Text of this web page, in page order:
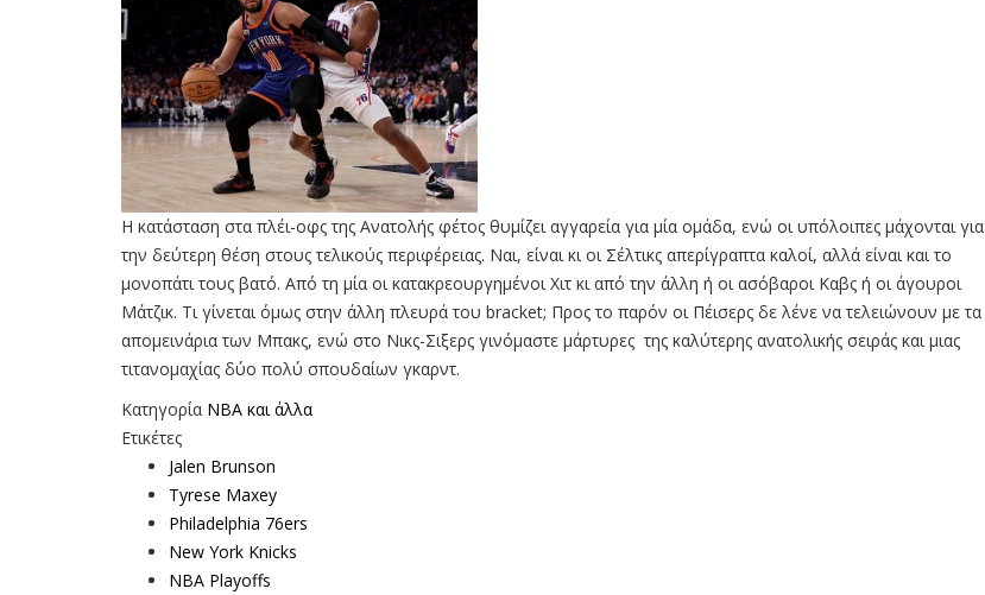
Η κατάσταση στα πλέι-οφς της Ανατολής φέτος θυμίζει αγγαρεία για μία ομάδα, ενώ οι υπόλοιπες μάχονται για
την δεύτερη θέση στους τελικούς περιφέρειας. Ναι, είναι κι οι Σέλτικς απερίγραπτα καλοί, αλλά είναι και το
μονοπάτι τους βατό. Από τη μία οι κατακρεουργημένοι Χιτ κι από την άλλη ή οι ασόβαροι Καβς ή οι άγουροι
Μάτζικ. Τι γίνεται όμως στην άλλη πλευρά του bracket; Προς το παρόν οι Πέισερς δε λένε να τελειώνουν με τα
απομεινάρια των Μπακς, ενώ στο Νικς-Σιξερς γινόμαστε μάρτυρες της καλύτερης ανατολικής σειράς και μιας
τιτανομαχίας δύο πολύ σπουδαίων γκαρντ.
Κατηγορία NBA και άλλα
Ετικέτες
Jalen Brunson
Tyrese Maxey
Philadelphia 76ers
New York Knicks
NBA Playoffs